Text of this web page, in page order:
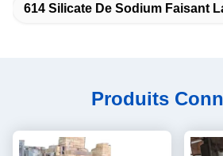
614 Silicate De Sodium Faisant
Produits